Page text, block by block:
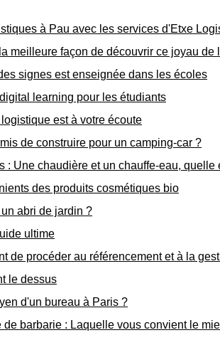
à Pau avec les services d'Etxe
meilleure façon de découvrir ce joyau de
signes est enseignée dans les écoles
learning pour les étudiants
est à votre écoute
de construire pour un camping-car ?
: Une chaudière et un chauffe-eau, quelle
des produits cosmétiques bio
abri de jardin ?
ultime
de procéder au référencement et à la
le dessus
d'un bureau à Paris ?
barbarie : Laquelle vous convient le